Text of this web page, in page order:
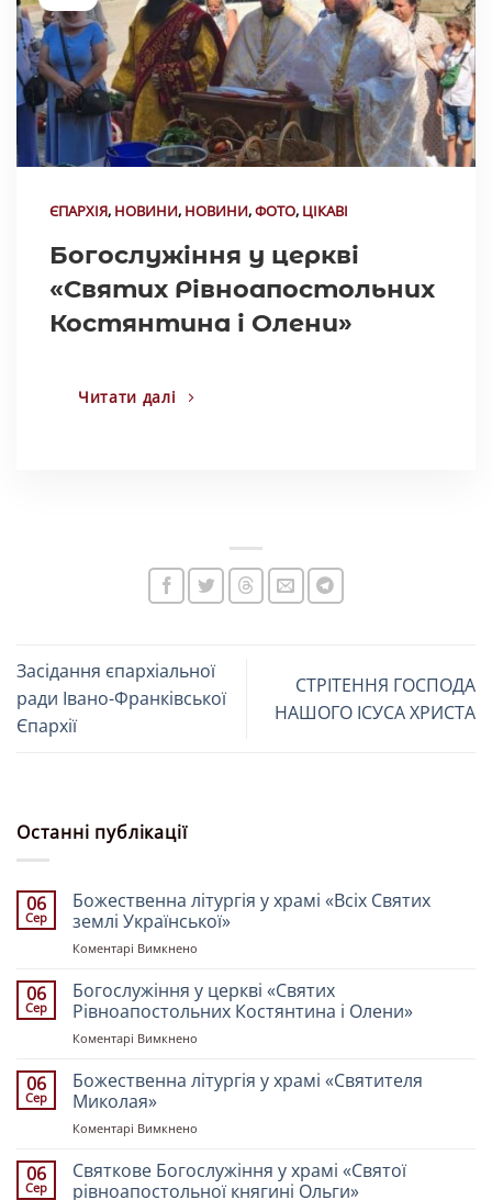
ЄПАРХІЯ, НОВИНИ, НОВИНИ,ФОТО, ЦІКАВІ
Богослужіння у церкві
«Святих Рівноапостольних
Костянтина і Олени»
Читати далі
Засідання єпархіальної
ради Івано-Франківської
Єпархії
СТРІТЕННЯ ГОСПОДА
НАШОГО ІСУСА ХРИСТА
Останні публікації
06
Сер
Божественна літургія у храмі «Всіх Святих
землі Української»
Коментарі Вимкнено
літургія
у
храмі
землі
Української»
06
Сер
Богослужіння у церкві «Святих
Рівноапостольних Костянтина і Олени»
Коментарі Вимкнено
у
церкві
і
Олени»
06
Сер
Божественна літургія у храмі «Святителя
Миколая»
Коментарі Вимкнено
літургія
06
Сер
Святкове Богослужіння у храмі «Святої
рівноапостольної княгині Ольги»